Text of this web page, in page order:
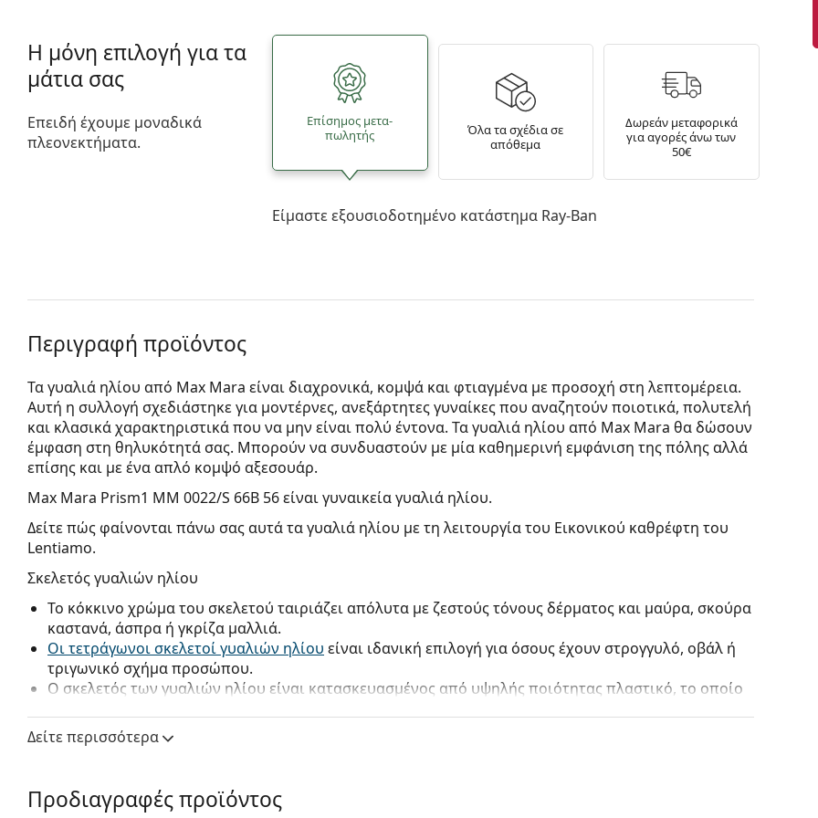
Η μόνη επιλογή για τα
μάτια σας
Επειδή έχουμε μοναδικά
πλεονεκτήματα.
Επίσημος μετα­
πωλητής
Όλα τα σχέδια σε
απόθεμα
Δωρεάν μεταφορικά
για αγορές άνω των
50€
Είμαστε εξουσιοδοτημένο κατάστημα Ray-Ban
Περιγραφή προϊόντος
Τα γυαλιά ηλίου από Max Mara είναι διαχρονικά, κομψά και φτιαγμένα με προσοχή στη λεπτομέρεια.
Αυτή η συλλογή σχεδιάστηκε για μοντέρνες, ανεξάρτητες γυναίκες που αναζητούν ποιοτικά, πολυτελή
και κλασικά χαρακτηριστικά που να μην είναι πολύ έντονα. Τα γυαλιά ηλίου από Max Mara θα δώσουν
έμφαση στη θηλυκότητά σας. Μπορούν να συνδυαστούν με μία καθημερινή εμφάνιση της πόλης αλλά
επίσης και με ένα απλό κομψό αξεσουάρ.
Max Mara Prism1 MM 0022/S 66B 56είναι γυναικεία γυαλιά ηλίου.
Δείτε πώς φαίνονται πάνω σας αυτά τα γυαλιά ηλίου με τη λειτουργία του Εικονικού καθρέφτη του
Lentiamo.
Σκελετός γυαλιών ηλίου
Το κόκκινο χρώμα του σκελετού ταιριάζει απόλυτα με ζεστούς τόνους δέρματος και μαύρα, σκούρα
καστανά, άσπρα ή γκρίζα μαλλιά.
Οι τετράγωνοι σκελετοί γυαλιών ηλίου είναι ιδανική επιλογή για όσους έχουν στρογγυλό, οβάλ ή
τριγωνικό σχήμα προσώπου.
Ο σκελετός των γυαλιών ηλίου είναι κατασκευασμένος από υψηλής ποιότητας πλαστικό, το οποίο
Φακός γυαλιών ηλίου
παίκτες του τένις, οι φακοί βοηθούν στην ανάδειξη της χρωματικής αντίθεσης της μπάλας σε
διάφορα φόντα.
Δείτε περισσότερα
Προδιαγραφές προϊόντος